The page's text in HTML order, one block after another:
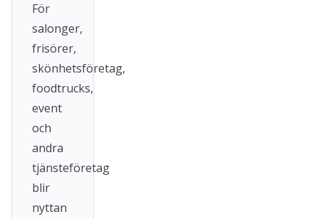
För
salonger,
frisörer,
skönhetsföretag,
foodtrucks,
event
och
andra
tjänsteföretag
blir
nyttan